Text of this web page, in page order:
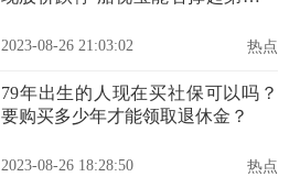
2023-08-26 21:03:02 热点
79年出生的人现在买社保可以吗？
要购买多少年才能领取退休金？
2023-08-26 18:28:50 热点